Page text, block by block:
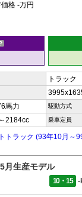
格 -万円
トラック
馬力 駆動方式
2184cc 乗車定員
トラック (93年10月～
月生産モデル
10・15 -